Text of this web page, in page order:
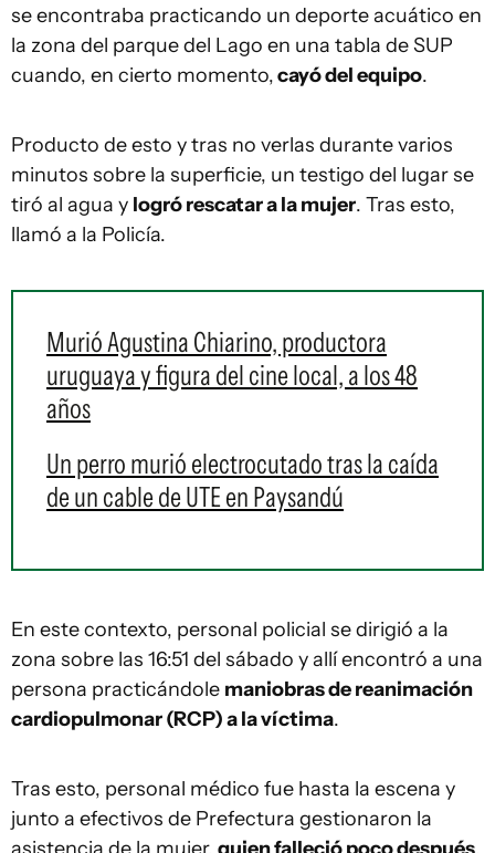
se encontraba practicando un deporte acuático en
la zona del parque del Lago en una tabla de SUP
cuando, en cierto momento,cayó del equipo.
Producto de esto y tras no verlas durante varios
minutos sobre la superficie, un testigo del lugar se
tiró al agua y logró rescatar a la mujer. Tras esto,
llamó a la Policía.
Murió Agustina Chiarino, productora
uruguaya y figura del cine local, a los 48
años
Un perro murió electrocutado tras la caída
de un cable de UTE en Paysandú
En este contexto, personal policial se dirigió a la
zona sobre las 16:51 del sábado y allí encontró a una
persona practicándole maniobras de reanimación
cardiopulmonar (RCP) a la víctima.
Tras esto, personal médico fue hasta la escena y
junto a efectivos de Prefectura gestionaron la